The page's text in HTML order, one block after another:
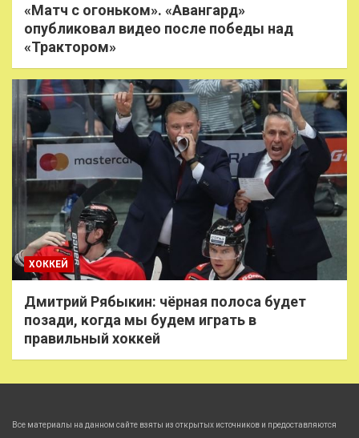
«Матч с огоньком». «Авангард»
опубликовал видео после победы над
«Трактором»
ХОККЕЙ
Дмитрий Рябыкин: чёрная полоса будет
позади, когда мы будем играть в
правильный хоккей
Все материалы на данном сайте взяты из открытых источников и предоставляются